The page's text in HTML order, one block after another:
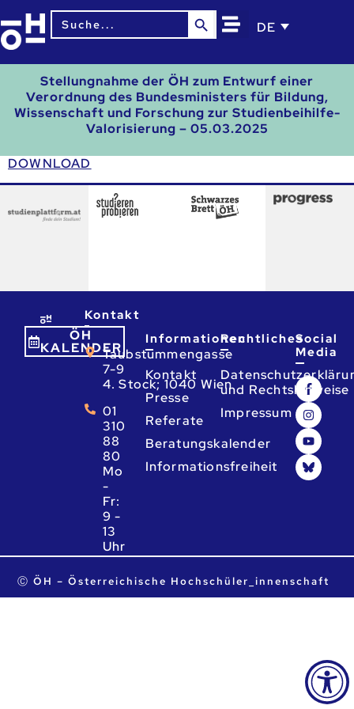
Search
for:
Search Button
DE
Stellungnahme der ÖH zum Entwurf einer
Verordnung des Bundesministers für Bildung,
Wissenschaft und Forschung zur Studienbeihilfe-
Valorisierung – 05.03.2025
DOWNLOAD
ÖH
KALENDER
Kontakt
Taubstummengasse
7-9
4. Stock; 1040 Wien
01
310
88
80
Mo
-
Fr:
9 -
13
Uhr
ta.ca.heo@heo
Informationen
Kontakt
Presse
Referate
Beratungskalender
Informationsfreiheit
Rechtliches
und Rechtshinweise
Impressum
Social
Media
Ⓒ ÖH – Österreichische Hochschüler_innenschaft